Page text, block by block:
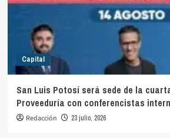
Capital
San Luis Potosí será sede de la
Proveeduría con conferencistas
Redacción 23 julio, 2026